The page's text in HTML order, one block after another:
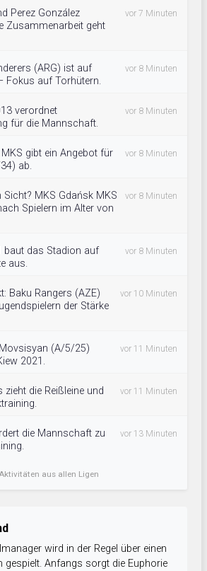
Perez González
Zusammenarbeit geht
vor 7 Minuten
(ARG) ist auf
Fokus auf Torhütern.
vor 8 Minuten
verordnet
für die Mannschaft.
vor 8 Minuten
gibt ein Angebot für
ab.
vor 8 Minuten
Sicht? MKS Gdańsk MKS
Spielern im Alter von
vor 8 Minuten
baut das Stadion auf
aus.
vor 8 Minuten
Baku Rangers (AZE)
der Stärke
vor 10 Minuten
(A/5/25)
2021.
vor 11 Minuten
zieht die Reißleine und
vor 11 Minuten
die Mannschaft zu
vor 13 Minuten
aus allen Ligen
wird in der Regel über einen
gespielt. Anfangs sorgt die Euphorie